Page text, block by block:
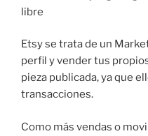
Etsy se trata de un
perfil y vender tus
pieza publicada, ya que
transacciones.
Como más vendas o